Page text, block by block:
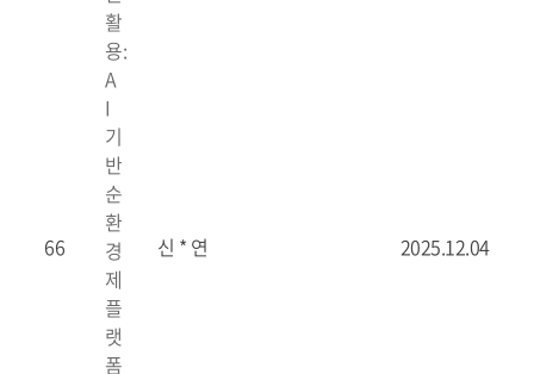
66
활
용:
A
I
기
반
순
환
경
제
플
랫
폼
신 * 연 2025.12.04